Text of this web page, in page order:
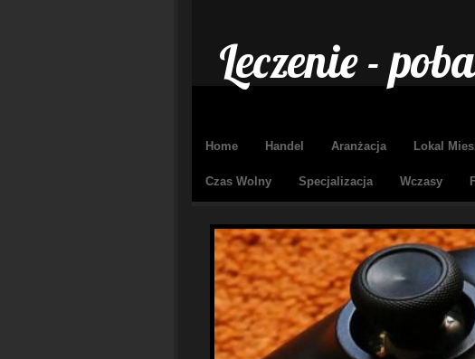
Leczenie -
Home Handel Aranżacja Lokal
Czas Wolny Specjalizacja Wczasy